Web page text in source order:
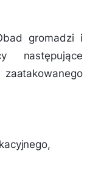
gromadzi i
następujące